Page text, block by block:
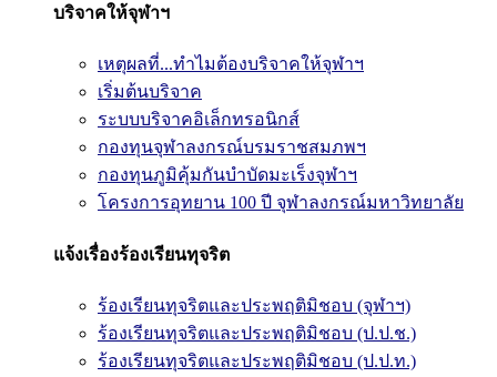
บริจาคให้จุฬาฯ
เหตุผลที่...ทำไมต้องบริจาคให้จุฬาฯ
เริ่มต้นบริจาค
ระบบบริจาคอิเล็กทรอนิกส์
กองทุนจุฬาลงกรณ์บรมราชสมภพฯ
กองทุนภูมิคุ้มกันบำบัดมะเร็งจุฬาฯ
โครงการอุทยาน 100 ปี จุฬาลงกรณ์มหาวิทยาลัย
แจ้งเรื่องร้องเรียนทุจริต
ร้องเรียนทุจริตและประพฤติมิชอบ (จุฬาฯ)
ร้องเรียนทุจริตและประพฤติมิชอบ (ป.ป.ช.)
ร้องเรียนทุจริตและประพฤติมิชอบ (ป.ป.ท.)